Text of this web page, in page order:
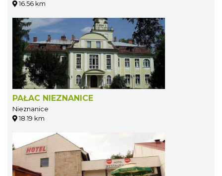
16.56 km
PAŁAC NIEZNANICE
Nieznanice
18.19 km